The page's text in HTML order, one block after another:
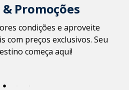
Promoções
condições e aproveite
com preços exclusivos. Seu
começa aqui!